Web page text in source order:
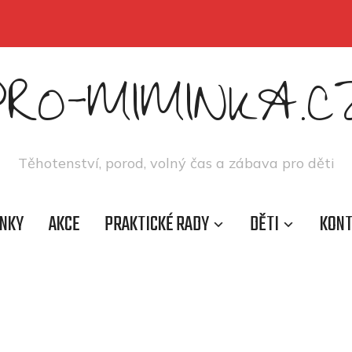
Těhotenství, porod, volný čas a zábava pro děti
AKCE PRAKTICKÉ RADY DĚTI